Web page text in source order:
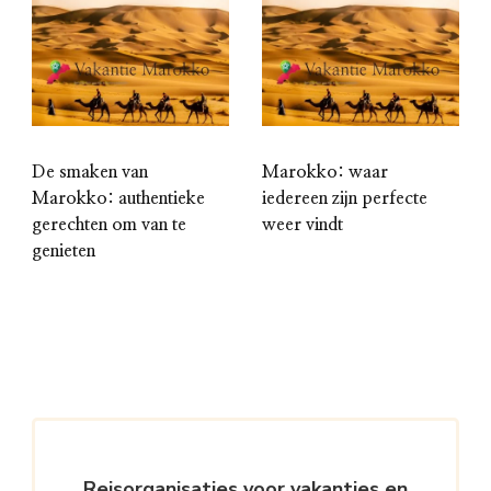
De smaken van
Marokko: authentieke
gerechten om van te
genieten
Marokko: waar
iedereen zijn perfecte
weer vindt